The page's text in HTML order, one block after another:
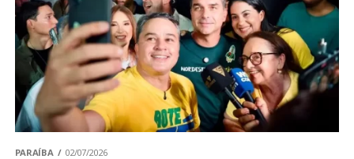
PARAÍBA 02/07/2026